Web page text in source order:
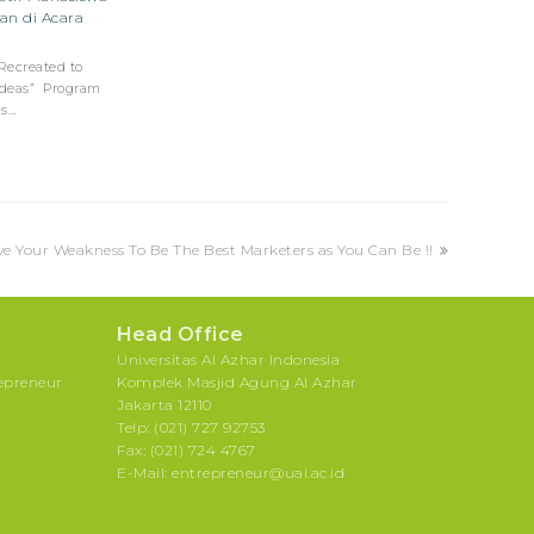
di Acara
to
Program
Your Weakness To Be The Best Marketers as You Can Be !!
Head Office
Universitas Al Azhar Indonesia
Komplek Masjid Agung Al Azhar
Jakarta 12110
Telp: (021) 727 92753
Fax: (021) 724 4767
E-Mail: entrepreneur@uai.ac.id